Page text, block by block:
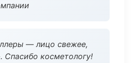
— лицо свежее,
Спасибо косметологу!